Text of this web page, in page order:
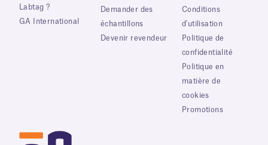
Labtag ?
GA International
Demander des
échantillons
Devenir revendeur
Conditions
d'utilisation
Politique de
confidentialité
Politique en
matière de
cookies
Promotions